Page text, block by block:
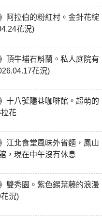
阿拉伯的粉紅村。金針花綻
花況)
頂牛埔石斛蘭。私人庭院有
花況)
十八號隱巷咖啡館。超萌的
花
江北食堂風味外省麵，鳳山
，現在中午沒有休息
雙秀園。紫色錫葉藤的浪漫
況)